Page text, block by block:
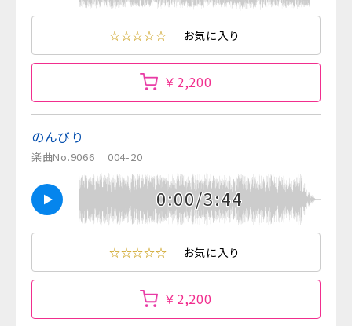
☆☆☆☆☆ お気に入り
￥2,200
のんびり
楽曲No.9066 004-20
0:00/3:44
☆☆☆☆☆ お気に入り
￥2,200